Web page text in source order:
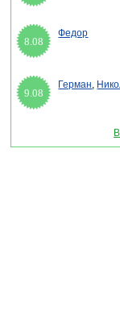
8.08
Федор
9.08
Герман,